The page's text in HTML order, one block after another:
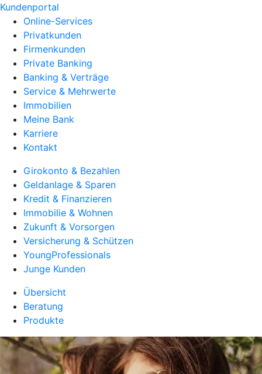
Kundenportal
Online-Services
Privatkunden
Firmenkunden
Private Banking
Banking & Verträge
Service & Mehrwerte
Immobilien
Meine Bank
Karriere
Kontakt
Girokonto & Bezahlen
Geldanlage & Sparen
Kredit & Finanzieren
Immobilie & Wohnen
Zukunft & Vorsorgen
Versicherung & Schützen
YoungProfessionals
Junge Kunden
Übersicht
Beratung
Produkte